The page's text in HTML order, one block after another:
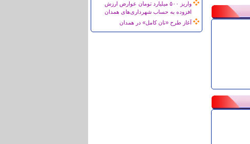
واریز ۵۰۰ میلیارد تومان عوارض ارزش
افزوده به حساب شهرداری‌های همدان
آغاز طرح «نان کامل» در همدان